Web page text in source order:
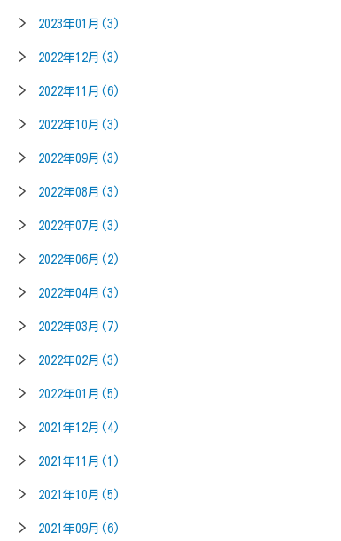
2023年01月(3)
2022年12月(3)
2022年11月(6)
2022年10月(3)
2022年09月(3)
2022年08月(3)
2022年07月(3)
2022年06月(2)
2022年04月(3)
2022年03月(7)
2022年02月(3)
2022年01月(5)
2021年12月(4)
2021年11月(1)
2021年10月(5)
2021年09月(6)